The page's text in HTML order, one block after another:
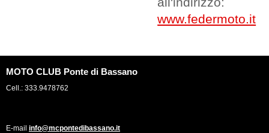
www.federmoto.it
MOTO CLUB Ponte di Bassano
Cell.: 333.9478762
E-mail info@mcpontedibassano.it